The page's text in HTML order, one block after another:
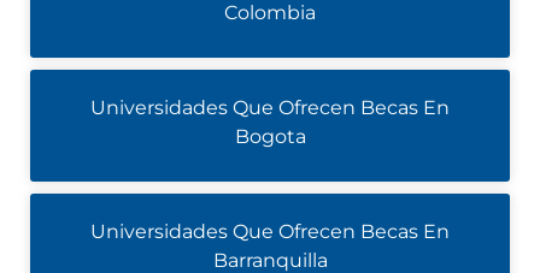
Colombia
Universidades Que Ofrecen Becas En
Bogota
Universidades Que Ofrecen Becas En
Barranquilla